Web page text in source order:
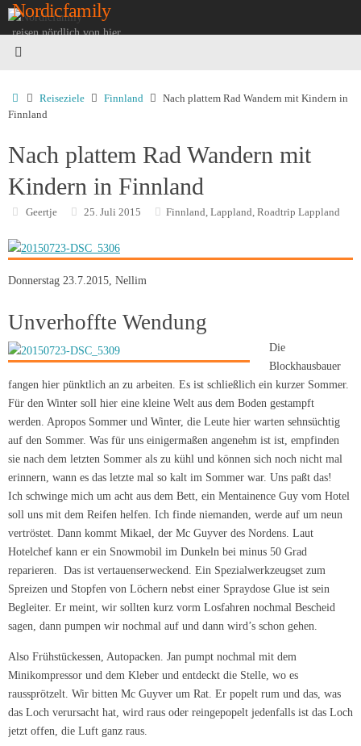
Zum
Inhalt
springen
Nordicfamily
reisen nördlich von hier...
Startseite
Reiseziele Finnland
Nach plattem Rad Wandern mit Kindern in
Finnland
Nach plattem Rad Wandern mit
Kindern in Finnland
Geertje 25. Juli 2015 Finnland, Lappland, Roadtrip Lappland
Donnerstag 23.7.2015, Nellim
Unverhoffte Wendung
Die
Blockhausbauer
fangen hier pünktlich an zu arbeiten. Es ist schließlich ein kurzer Sommer.
Für den Winter soll hier eine kleine Welt aus dem Boden gestampft
werden. Apropos Sommer und Winter, die Leute hier warten sehnsüchtig
auf den Sommer. Was für uns einigermaßen angenehm ist ist, empfinden
sie nach dem letzten Sommer als zu kühl und können sich noch nicht mal
erinnern, wann es das letzte mal so kalt im Sommer war. Uns paßt das!
Ich schwinge mich um acht aus dem Bett, ein Mentainence Guy vom Hotel
soll uns mit dem Reifen helfen. Ich finde niemanden, werde auf um neun
vertröstet. Dann kommt Mikael, der Mc Guyver des Nordens. Laut
Hotelchef kann er ein Snowmobil im Dunkeln bei minus 50 Grad
reparieren. Das ist vertauenserweckend. Ein Spezialwerkzeugset zum
Spreizen und Stopfen von Löchern nebst einer Spraydose Glue ist sein
Begleiter. Er meint, wir sollten kurz vorm Losfahren nochmal Bescheid
sagen, dann pumpen wir nochmal auf und dann wird’s schon gehen.
Also Frühstückessen, Autopacken. Jan pumpt nochmal mit dem
Minikompressor und dem Kleber und entdeckt die Stelle, wo es
raussprötzelt. Wir bitten Mc Guyver um Rat. Er popelt rum und das, was
das Loch verursacht hat, wird raus oder reingepopelt jedenfalls ist das Loch
jetzt offen, die Luft ganz raus.